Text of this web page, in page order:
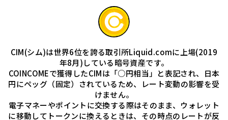
CIM(シム)は世界6位を誇る取引所Liquid.comに上場(2019
年8月)している暗号資産です。
COINCOMEで獲得したCIMは「○円相当」と表記され、日本
円にペッグ（固定）されているため、レート変動の影響を受
けません。
電子マネーやポイントに交換する際はそのまま、ウォレット
に移動してトークンに換えるときは、その時点のレートが反